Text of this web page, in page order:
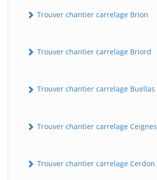
Trouver chantier carrelage Brion
Trouver chantier carrelage Briord
Trouver chantier carrelage Buellas
Trouver chantier carrelage Ceignes
Trouver chantier carrelage Cerdon